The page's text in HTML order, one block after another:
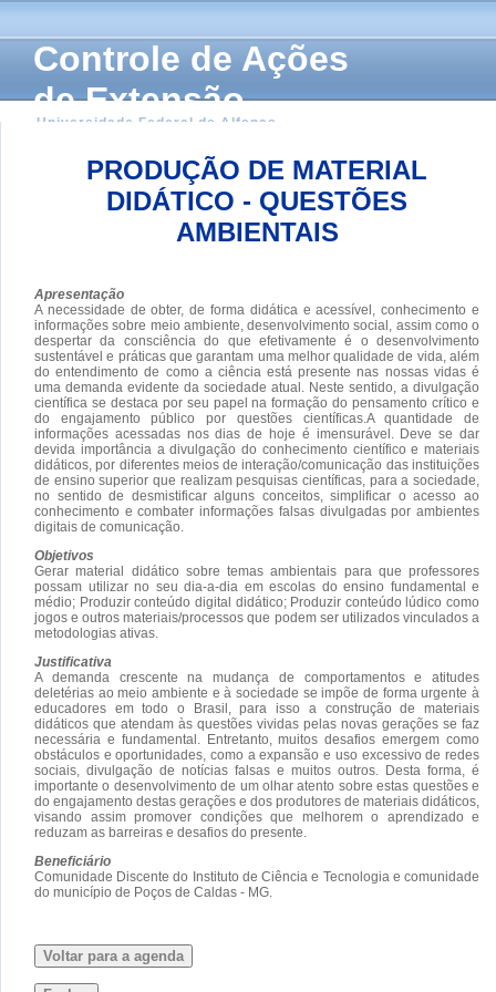
Controle de Ações
de Extensão
Universidade Federal de Alfenas
PRODUÇÃO DE MATERIAL
DIDÁTICO - QUESTÕES
AMBIENTAIS
Apresentação
A necessidade de obter, de forma didática e acessível, conhecimento e
informações sobre meio ambiente, desenvolvimento social, assim como o
despertar da consciência do que efetivamente é o desenvolvimento
sustentável e práticas que garantam uma melhor qualidade de vida, além
do entendimento de como a ciência está presente nas nossas vidas é
uma demanda evidente da sociedade atual. Neste sentido, a divulgação
científica se destaca por seu papel na formação do pensamento crítico e
do engajamento público por questões científicas.A quantidade de
informações acessadas nos dias de hoje é imensurável. Deve se dar
devida importância a divulgação do conhecimento científico e materiais
didáticos, por diferentes meios de interação/comunicação das instituições
de ensino superior que realizam pesquisas científicas, para a sociedade,
no sentido de desmistificar alguns conceitos, simplificar o acesso ao
conhecimento e combater informações falsas divulgadas por ambientes
digitais de comunicação.
Objetivos
Gerar material didático sobre temas ambientais para que professores
possam utilizar no seu dia-a-dia em escolas do ensino fundamental e
médio; Produzir conteúdo digital didático; Produzir conteúdo lúdico como
jogos e outros materiais/processos que podem ser utilizados vinculados a
metodologias ativas.
Justificativa
A demanda crescente na mudança de comportamentos e atitudes
deletérias ao meio ambiente e à sociedade se impõe de forma urgente à
educadores em todo o Brasil, para isso a construção de materiais
didáticos que atendam às questões vividas pelas novas gerações se faz
necessária e fundamental. Entretanto, muitos desafios emergem como
obstáculos e oportunidades, como a expansão e uso excessivo de redes
sociais, divulgação de notícias falsas e muitos outros. Desta forma, é
importante o desenvolvimento de um olhar atento sobre estas questões e
do engajamento destas gerações e dos produtores de materiais didáticos,
visando assim promover condições que melhorem o aprendizado e
reduzam as barreiras e desafios do presente.
Beneficiário
Comunidade Discente do Instituto de Ciência e Tecnologia e comunidade
do município de Poços de Caldas - MG.
Voltar para a agenda